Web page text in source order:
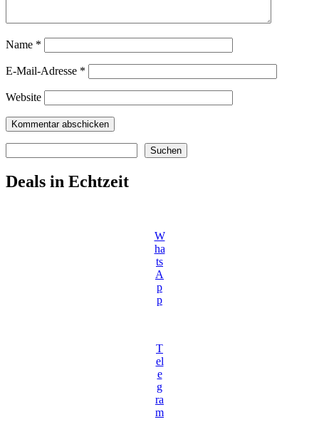
Name *
E-Mail-Adresse *
Website
Suchen
Deals in Echtzeit
W
ha
ts
A
p
p
T
el
e
g
ra
m